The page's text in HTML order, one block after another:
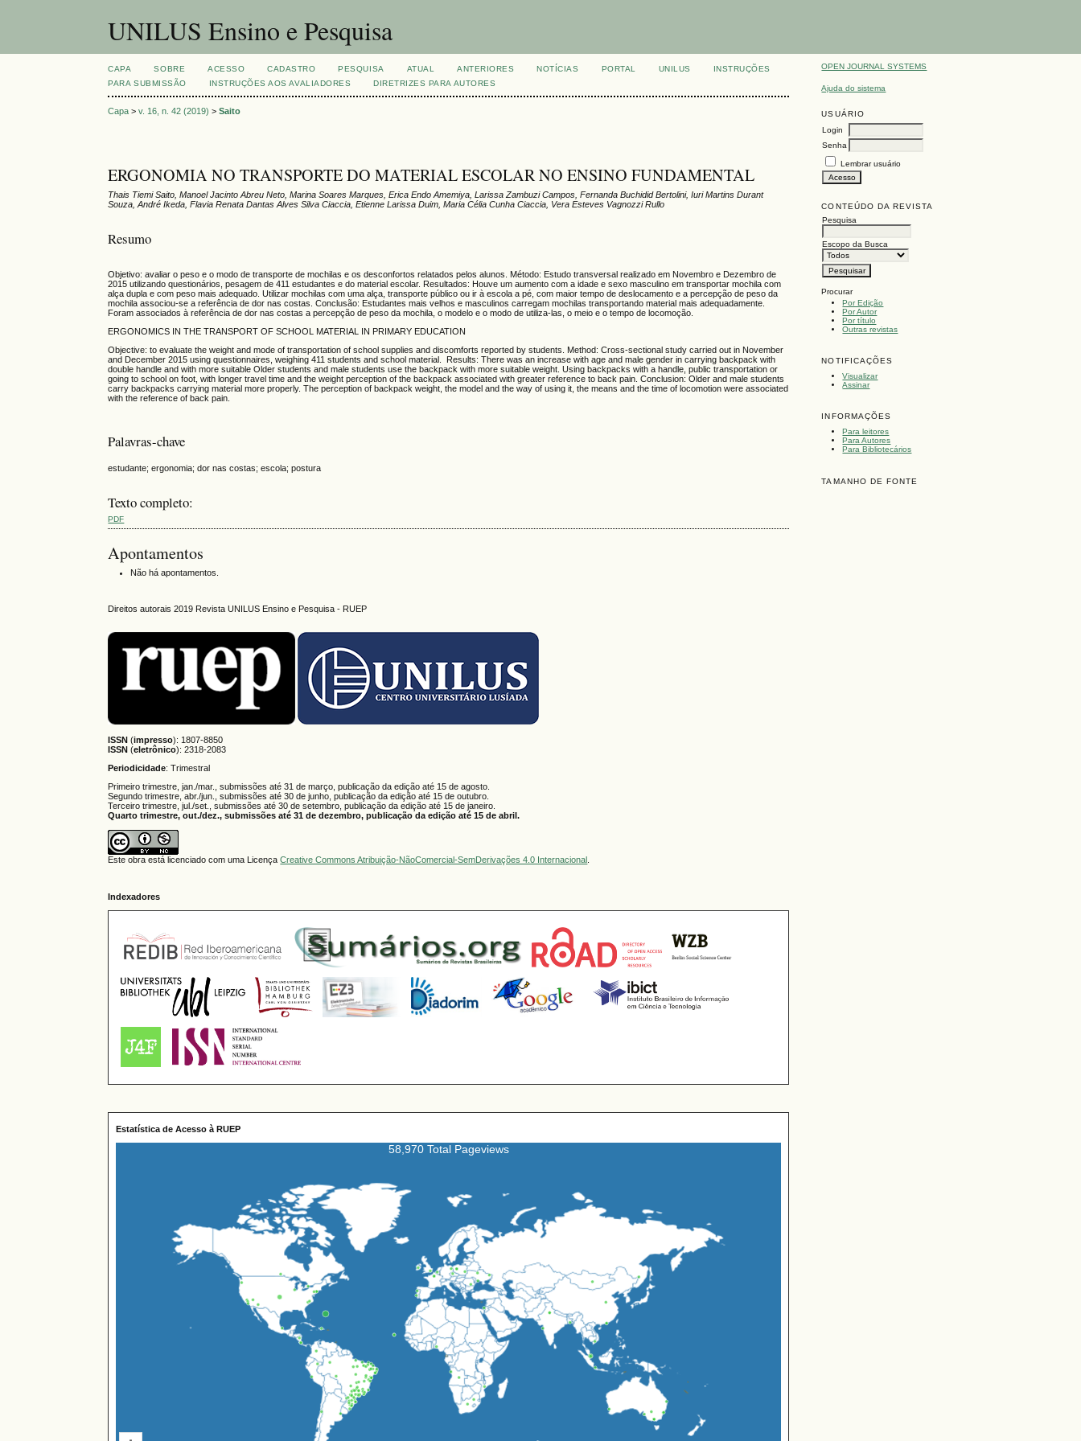
UNILUS Ensino e Pesquisa
OPEN JOURNAL SYSTEMS
Ajuda do sistema
USUÁRIO
Login
Senha
Lembrar usuário
CONTEÚDO DA REVISTA
Pesquisa
Escopo da Busca
Procurar
Por Edição
Por Autor
Por título
Outras revistas
NOTIFICAÇÕES
Visualizar
Assinar
INFORMAÇÕES
Para leitores
Para Autores
Para Bibliotecários
TAMANHO DE FONTE
CAPA SOBRE ACESSO CADASTRO PESQUISA ATUAL ANTERIORES NOTÍCIAS PORTAL UNILUS
INSTRUÇÕES
PARA SUBMISSÃO
INSTRUÇÕES AOS AVALIADORES DIRETRIZES PARA AUTORES
Capa >v. 16, n. 42 (2019) >Saito
ERGONOMIA NO TRANSPORTE DO MATERIAL ESCOLAR NO ENSINO FUNDAMENTAL
Thais Tiemi Saito, Manoel Jacinto Abreu Neto, Marina Soares Marques, Erica Endo Amemiya, Larissa Zambuzi Campos, Fernanda Buchidid Bertolini, Iuri Martins Durant
Souza, André Ikeda, Flavia Renata Dantas Alves Silva Ciaccia, Etienne Larissa Duim, Maria Célia Cunha Ciaccia, Vera Esteves Vagnozzi Rullo
Resumo
Objetivo: avaliar o peso e o modo de transporte de mochilas e os desconfortos relatados pelos alunos. Método: Estudo transversal realizado em Novembro e Dezembro de
2015 utilizando questionários, pesagem de 411 estudantes e do material escolar. Resultados: Houve um aumento com a idade e sexo masculino em transportar mochila com
alça dupla e com peso mais adequado. Utilizar mochilas com uma alça, transporte público ou ir à escola a pé, com maior tempo de deslocamento e a percepção de peso da
mochila associou-se a referência de dor nas costas. Conclusão: Estudantes mais velhos e masculinos carregam mochilas transportando material mais adequadamente.
Foram associados à referência de dor nas costas a percepção de peso da mochila, o modelo e o modo de utiliza-las, o meio e o tempo de locomoção.
ERGONOMICS IN THE TRANSPORT OF SCHOOL MATERIAL IN PRIMARY EDUCATION
Objective: to evaluate the weight and mode of transportation of school supplies and discomforts reported by students. Method: Cross-sectional study carried out in November
and December 2015 using questionnaires, weighing 411 students and school material. Results: There was an increase with age and male gender in carrying backpack with
double handle and with more suitable Older students and male students use the backpack with more suitable weight. Using backpacks with a handle, public transportation or
going to school on foot, with longer travel time and the weight perception of the backpack associated with greater reference to back pain. Conclusion: Older and male students
carry backpacks carrying material more properly. The perception of backpack weight, the model and the way of using it, the means and the time of locomotion were associated
with the reference of back pain.
Palavras-chave
estudante; ergonomia; dor nas costas; escola; postura
Texto completo:
PDF
Apontamentos
Não há apontamentos.
Direitos autorais 2019 Revista UNILUS Ensino e Pesquisa - RUEP
ISSN (impresso): 1807-8850
ISSN (eletrônico):2318-2083
Periodicidade: Trimestral
Primeiro trimestre, jan./mar., submissões até 31 de março, publicação da edição até 15 de agosto.
Segundo trimestre, abr./jun., submissões até 30 de junho, publicação da edição até 15 de outubro.
Terceiro trimestre, jul./set., submissões até 30 de setembro, publicação da edição até 15 de janeiro.
Quarto trimestre, out./dez., submissões até 31 de dezembro, publicação da edição até 15 de abril.
Este obra está licenciado com uma LicençaCreative Commons Atribuição-NãoComercial-SemDerivações 4.0 Internacional
Indexadores
Estatística de Acesso à RUEP
58,970 Total Pageviews